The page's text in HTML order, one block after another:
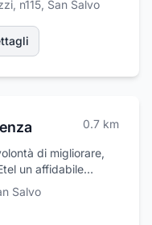
o venite a
a San Salvo (CH)
n115, San Salvo
0.7 km
di migliorare,
un affidabile
nostri clienti. I
soddisfare tutte le
delle aziende.
Salvo